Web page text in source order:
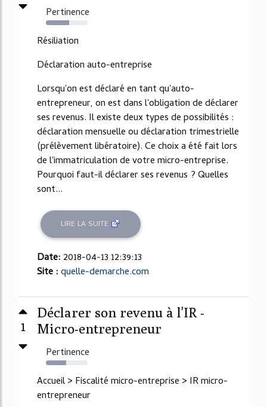
Pertinence
56%
Résiliation
Déclaration auto-entreprise
Lorsqu'on est déclaré en tant qu'auto-
entrepreneur, on est dans l'obligation de déclarer
ses revenus. Il existe deux types de possibilités :
déclaration mensuelle ou déclaration trimestrielle
(prélèvement libératoire). Ce choix a été fait lors
de l'immatriculation de votre micro-entreprise.
Pourquoi faut-il déclarer ses revenus ? Quelles
sont...
LIRE LA SUITE
Date: 2018-04-13 12:39:13
Site :quelle-demarche.com
1
Déclarer son revenu à l'IR -
Micro-entrepreneur
Pertinence
49%
Accueil > Fiscalité micro-entreprise > IR micro-
entrepreneur